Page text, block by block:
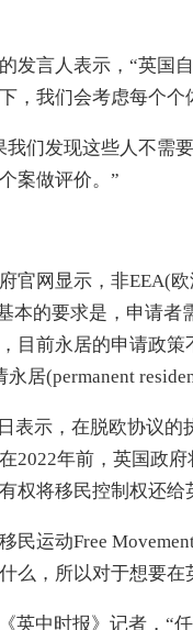
言人表示，“英国自
，我们会考虑每个个
发现这些人不需要
案做评价。”
网显示，非EEA(欧
本的要求是，申请
目前永居的申请政
居(permanent
示，在脱欧协议的
2022年前，英国政
权将移民控制权还给
运动Free Movement
么，所以对于想要
中时报》记者，“任